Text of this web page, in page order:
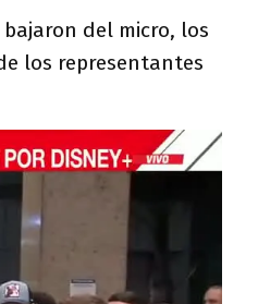
del micro, los
los representantes